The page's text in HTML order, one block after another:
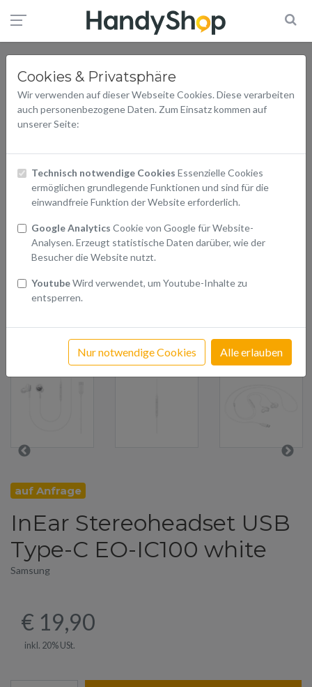
Cookies & Privatsphäre
Wir verwenden auf dieser Webseite Cookies. Diese verarbeiten
auch personenbezogene Daten. Zum Einsatz kommen auf
unserer Seite:
Technisch notwendige Cookies Essenzielle Cookies
ermöglichen grundlegende Funktionen und sind für die
einwandfreie Funktion der Website erforderlich.
Google Analytics Cookie von Google für Website-
Analysen. Erzeugt statistische Daten darüber, wie der
Besucher die Website nutzt.
YoutubeWird verwendet, um Youtube-Inhalte zu
entsperren.
Nur notwendige Cookies Alle erlauben
auf Anfrage
InEar Stereoheadset USB
Type-C EO-IC100 white
Samsung
€ 19,90
inkl. 20% USt.